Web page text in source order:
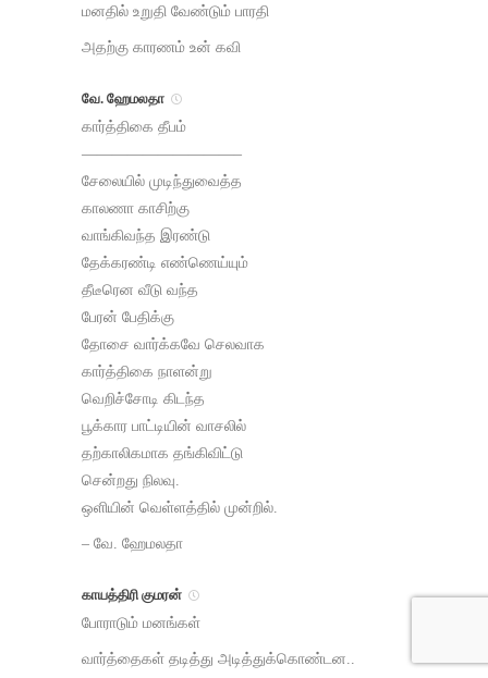
மனதில் உறுதி வேண்டும் பாரதி
அதற்கு காரணம் உன் கவி
வே. ஹேமலதா
கார்த்திகை தீபம்
——————————–
சேலையில் முடிந்துவைத்த
காலணா காசிற்கு
வாங்கிவந்த இரண்டு
தேக்கரண்டி எண்ணெய்யும்
தீடீரென வீடு வந்த
பேரன் பேதிக்கு
தோசை வார்க்கவே செலவாக
கார்த்திகை நாளன்று
வெறிச்சோடி கிடந்த
பூக்கார பாட்டியின் வாசலில்
தற்காலிகமாக தங்கிவிட்டு
சென்றது நிலவு.
ஒளியின் வெள்ளத்தில் முன்றில்.
– வே. ஹேமலதா
காயத்திரி குமரன்
போராடும் மனங்கள்
வார்த்தைகள் தடித்து அடித்துக்கொண்டன..